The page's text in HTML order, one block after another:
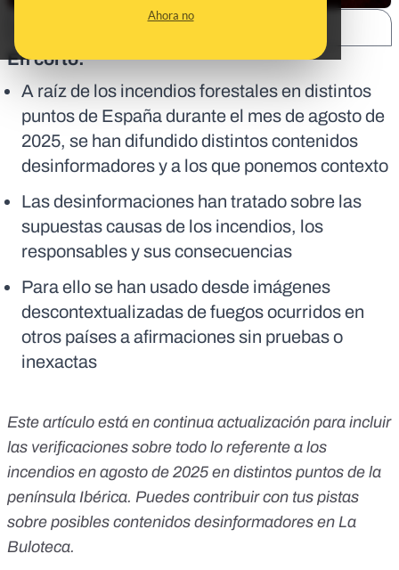
Ahora no
En corto:
A raíz de los incendios forestales en distintos
puntos de España durante el mes de agosto de
2025, se han difundido distintos contenidos
desinformadores y a los que ponemos contexto
Las desinformaciones han tratado sobre las
supuestas causas de los incendios, los
responsables y sus consecuencias
Para ello se han usado desde imágenes
descontextualizadas de fuegos ocurridos en
otros países a afirmaciones sin pruebas o
inexactas
Este artículo está en continua actualización para incluir
las verificaciones sobre todo lo referente a los
incendios en agosto de 2025 en distintos puntos de la
península Ibérica. Puedes contribuir con tus pistas
sobre posibles contenidos desinformadores en La
Buloteca.